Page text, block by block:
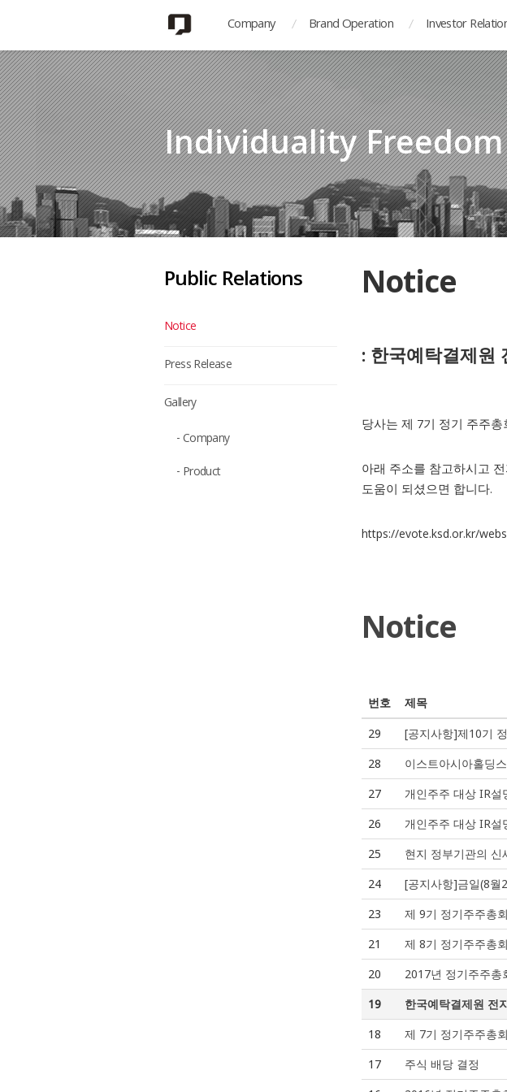
Company Brand Operation Investor
Individuality
Public Relations
Notice
Press Release
Gallery
- Company
- Product
Notice
: 한국예탁결제원
당사는 제 7기 정기 주주
아래 주소를 참고하시고
도움이 되셨으면 합니다.
https://evote.ksd.or.kr/
Notice
번호 제목
29
[공지사항]제10기
28
이스트아시아홀딩
27
개인주주 대상 IR설
26
개인주주 대상 IR설
25
현지 정부기관의 신
24
[공지사항]금일(8월
23
제 9기 정기주주총
21
제 8기 정기주주총
20
2017년 정기주주총
19
한국예탁결제원 전
18
제 7기 정기주주총
17
주식 배당 결정